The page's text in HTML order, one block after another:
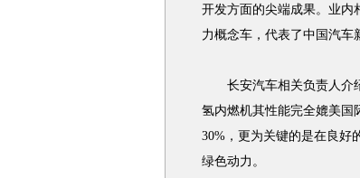
开发方面的尖端成果。业内
力概念车，代表了中国汽车
长安汽车相关负责人介绍
氢内燃机其性能完全媲美国
30%，更为关键的是在良好
绿色动力。